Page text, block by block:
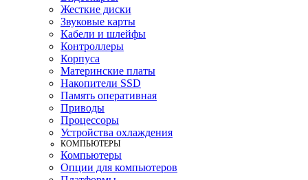
Жесткие диски
Звуковые карты
Кабели и шлейфы
Контроллеры
Корпуса
Материнские платы
Накопители SSD
Память оперативная
Приводы
Процессоры
Устройства охлаждения
КОМПЬЮТЕРЫ
Компьютеры
Опции для компьютеров